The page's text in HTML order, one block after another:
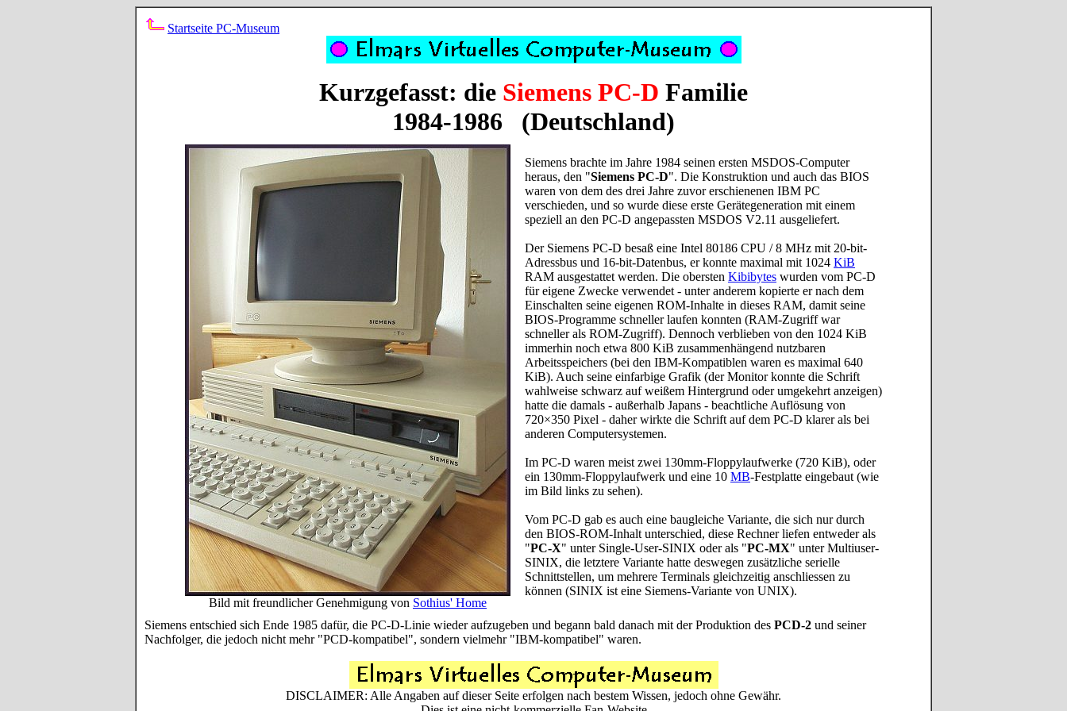
Startseite PC-Museum
Kurzgefasst: die Siemens PC-D Familie
1984-1986 (Deutschland)
Bild mit freundlicher Genehmigung von Sothius' Home
Siemens brachte im Jahre 1984 seinen ersten MSDOS-Computer
heraus, den "Siemens PC-D". Die Konstruktion und auch das BIOS
waren von dem des drei Jahre zuvor erschienenen IBM PC
verschieden, und so wurde diese erste Gerätegeneration mit einem
speziell an den PC-D angepassten MSDOS V2.11 ausgeliefert.
Der Siemens PC-D besaß eine Intel 80186 CPU / 8 MHz mit 20-bit-
Adressbus und 16-bit-Datenbus, er konnte maximal mit 1024 KiB
RAM ausgestattet werden. Die obersten Kibibytes wurden vom PC-D
für eigene Zwecke verwendet - unter anderem kopierte er nach dem
Einschalten seine eigenen ROM-Inhalte in dieses RAM, damit seine
BIOS-Programme schneller laufen konnten (RAM-Zugriff war
schneller als ROM-Zugriff). Dennoch verblieben von den 1024 KiB
immerhin noch etwa 800 KiB zusammenhängend nutzbaren
Arbeitsspeichers (bei den IBM-Kompatiblen waren es maximal 640
KiB). Auch seine einfarbige Grafik (der Monitor konnte die Schrift
wahlweise schwarz auf weißem Hintergrund oder umgekehrt anzeigen)
hatte die damals - außerhalb Japans - beachtliche Auflösung von
720×350 Pixel - daher wirkte die Schrift auf dem PC-D klarer als bei
anderen Computersystemen.
Im PC-D waren meist zwei 130mm-Floppylaufwerke (720 KiB), oder
ein 130mm-Floppylaufwerk und eine 10 MB-Festplatte eingebaut (wie
im Bild links zu sehen).
Vom PC-D gab es auch eine baugleiche Variante, die sich nur durch
den BIOS-ROM-Inhalt unterschied, diese Rechner liefen entweder als
"PC-X" unter Single-User-SINIX oder als "PC-MX" unter Multiuser-
SINIX, die letztere Variante hatte deswegen zusätzliche serielle
Schnittstellen, um mehrere Terminals gleichzeitig anschliessen zu
können (SINIX ist eine Siemens-Variante von UNIX).
Siemens entschied sich Ende 1985 dafür, die PC-D-Linie wieder aufzugeben und begann bald danach mit der Produktion des PCD-2 und seiner
Nachfolger, die jedoch nicht mehr "PCD-kompatibel", sondern vielmehr "IBM-kompatibel" waren.
DISCLAIMER: Alle Angaben auf dieser Seite erfolgen nach bestem Wissen, jedoch ohne Gewähr.